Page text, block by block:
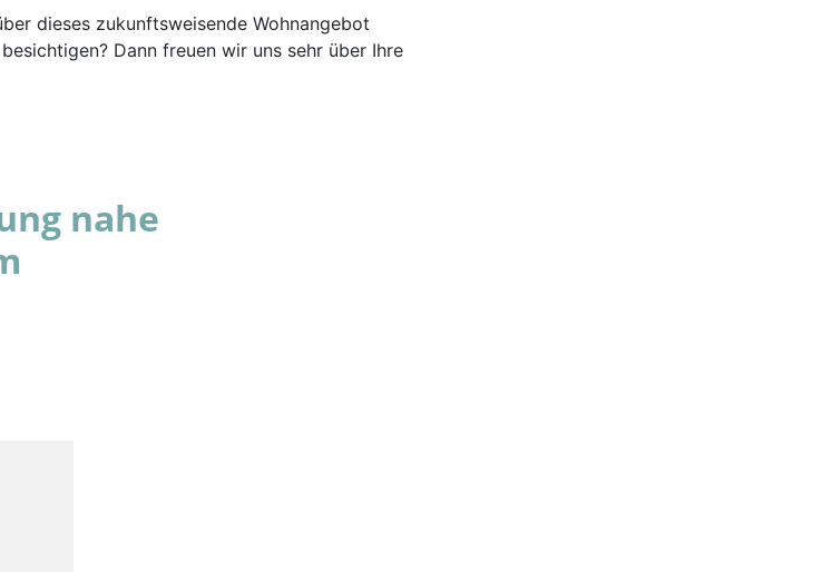
dieses zukunftsweisende Wohnangebot
Dann freuen wir uns sehr über Ihre
nahe